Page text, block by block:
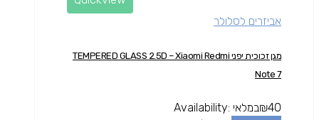
אביזרים לסלולר
מגן זכוכית יפני TEMPERED GLASS 2.5D – Xiaomi Redmi
Note 7
₪40
Availability: במלאי